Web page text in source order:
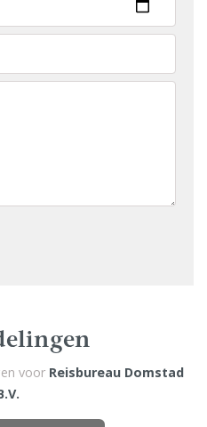
voor Reisbureau Domstad